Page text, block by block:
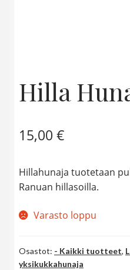
Saunahunajat
Hilla
15,00 €
Hillahunaja tuotetaan
Ranuan hillasoilla.
Varasto loppu
Osastot: - Kaikki tuotteet,
yksikukkahunaja